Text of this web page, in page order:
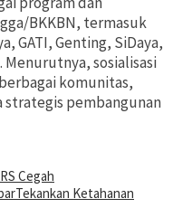
BKKBN, termasuk
GATI, Genting, SiDaya,
sosialisasi
komunitas,
pembangunan
Cegah
Tekankan Ketahanan